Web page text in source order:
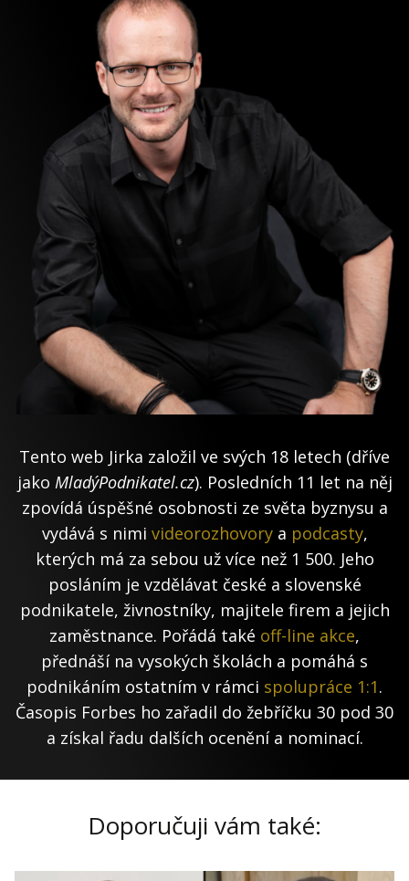
Tento web Jirka založil ve svých 18 letech (dříve
jako MladýPodnikatel.cz). Posledních 11 let na něj
zpovídá úspěšné osobnosti ze světa byznysu a
vydává s nimi videorozhovorya podcasty,
kterých má za sebou už více než 1 500. Jeho
posláním je vzdělávat české a slovenské
podnikatele, živnostníky, majitele firem a jejich
zaměstnance. Pořádá také off-line akce,
přednáší na vysokých školách a pomáhá s
podnikáním ostatním v rámci spolupráce 1:1.
Časopis Forbes ho zařadil do žebříčku 30 pod 30
a získal řadu dalších ocenění a nominací.
Doporučuji vám také: